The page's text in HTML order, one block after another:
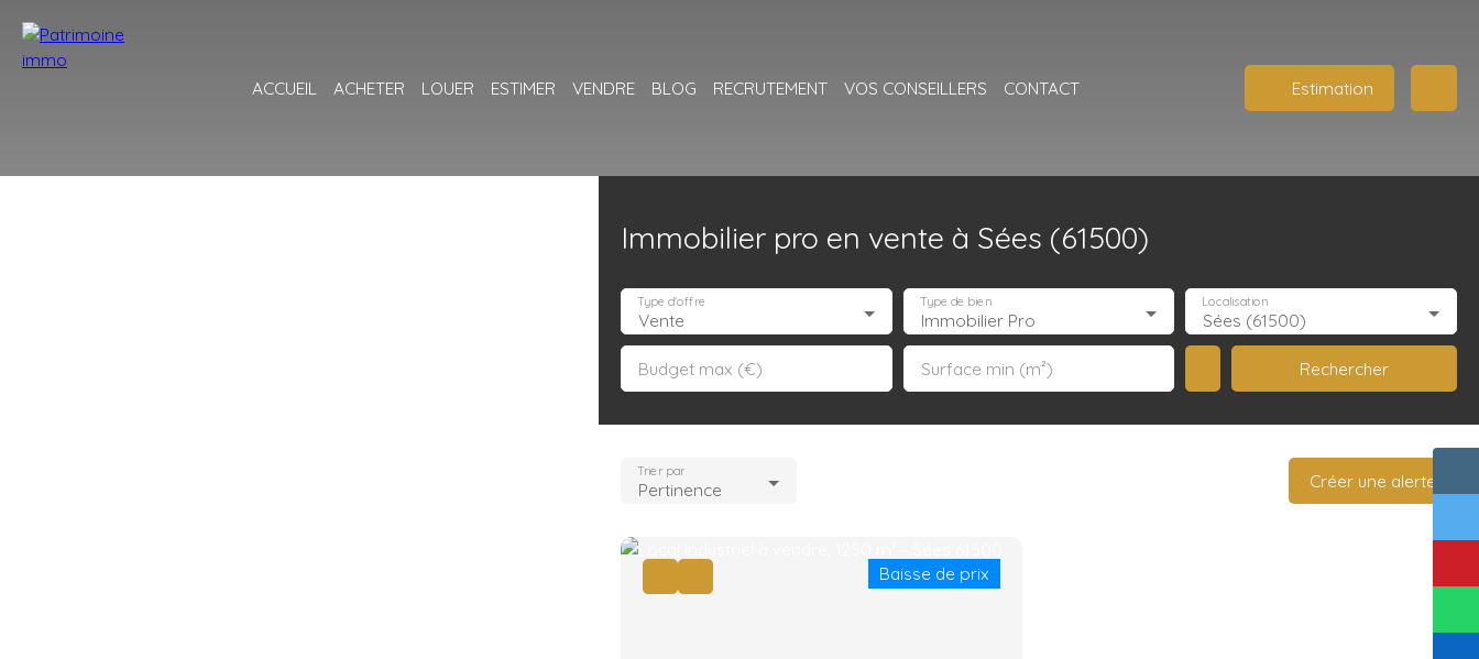
ACCUEIL ACHETER LOUER ESTIMER VENDRE BLOG RECRUTEMENT VOS CONSEILLERS CONTACT Estimation
Immobilier pro en vente à Sées (61500)
Vente
Type d'offre
Immobilier Pro
Type de bien
Sées (61500)
Localisation
Budget max (€) Surface min (m²) Rechercher
Pertinence
Trier par Créer une alerte
Baisse de prix